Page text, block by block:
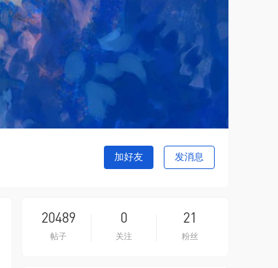
加好友 发消息
20489
帖子
0
关注
21
粉丝